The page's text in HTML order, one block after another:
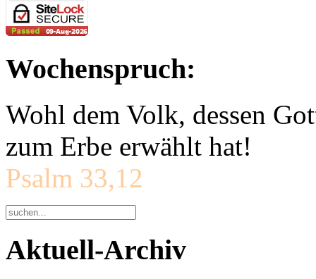
Wochenspruch:
Wohl dem Volk, dessen
zum Erbe erwählt hat!
Psalm 33,12
Aktuell-Archiv